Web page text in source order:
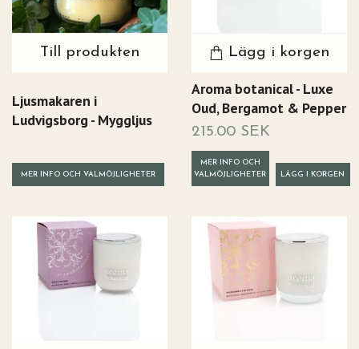
Till produkten
Ljusmakaren i
Ludvigsborg - Myggljus
MER INFO OCH VALMÖJLIGHETER
Lägg i korgen
Aroma botanical - Luxe
Oud, Bergamot & Pepper
215.00 SEK
MER INFO OCH
VALMÖJLIGHETER